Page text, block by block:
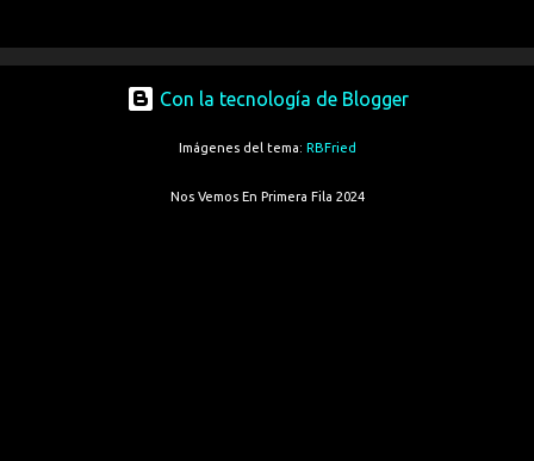
Con la tecnología de Blogger
Imágenes del tema: RBFried
Nos Vemos En Primera Fila 2024